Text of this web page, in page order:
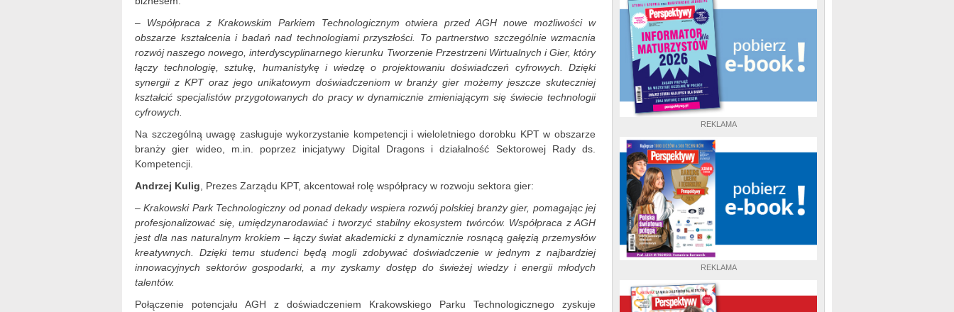
REKLAMA
REKLAMA
– Współpraca z Krakowskim Parkiem Technologicznym otwiera przed AGH nowe możliwości w
obszarze kształcenia i badań nad technologiami przyszłości. To partnerstwo szczególnie wzmacnia
rozwój naszego nowego, interdyscyplinarnego kierunku Tworzenie Przestrzeni Wirtualnych i Gier, który
łączy technologię, sztukę, humanistykę i wiedzę o projektowaniu doświadczeń cyfrowych. Dzięki
synergii z KPT oraz jego unikatowym doświadczeniom w branży gier możemy jeszcze skuteczniej
kształcić specjalistów przygotowanych do pracy w dynamicznie zmieniającym się świecie technologii
cyfrowych.
Na szczególną uwagę zasługuje wykorzystanie kompetencji i wieloletniego dorobku KPT w obszarze
branży gier wideo, m.in. poprzez inicjatywy Digital Dragons i działalność Sektorowej Rady ds.
Kompetencji.
Andrzej Kulig , Prezes Zarządu KPT, akcentował rolę współpracy w rozwoju sektora gier:
– Krakowski Park Technologiczny od ponad dekady wspiera rozwój polskiej branży gier, pomagając jej
profesjonalizować się, umiędzynarodawiać i tworzyć stabilny ekosystem twórców. Współpraca z AGH
jest dla nas naturalnym krokiem – łączy świat akademicki z dynamicznie rosnącą gałęzią przemysłów
kreatywnych. Dzięki temu studenci będą mogli zdobywać doświadczenie w jednym z najbardziej
innowacyjnych sektorów gospodarki, a my zyskamy dostęp do świeżej wiedzy i energii młodych
talentów.
Połączenie potencjału AGH z doświadczeniem Krakowskiego Parku Technologicznego zyskuje